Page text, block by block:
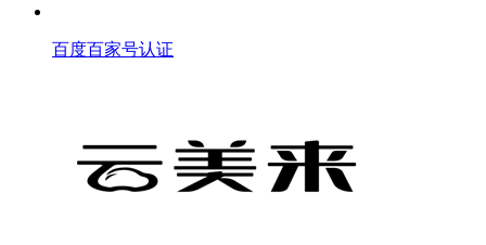
百度百家号认证